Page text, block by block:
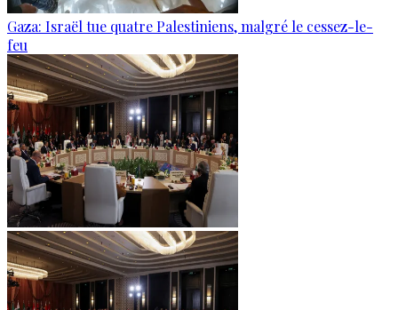
Gaza: Israël tue quatre Palestiniens, malgré le cessez-le-
feu